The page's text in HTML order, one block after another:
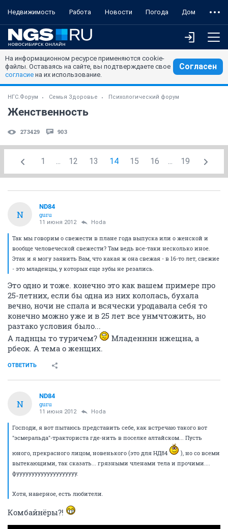
Недвижимость Работа Новости Погода Дом
На информационном ресурсе применяются cookie-
файлы. Оставаясь на сайте, вы подтверждаете свое
согласие на их использование.
Согласен
НГС.Форум Семья Здоровье Психологический форум
Женственность
273429 903
1 ... 12 13 14 15 16 ... 19
N
ND84
guru
11 июня 2012 Hoda
Так мы говорим о свежести в плане года выпуска или о женской и
вообще человеческой свежести? Там ведь все-таки несколько иное.
Этак и я могу заявить Вам, что какая ж она свежая - в 16-то лет, свежие
- это младенцы, у которых еще зубы не резались.
Это одно и тоже. конечно это как вашем примере про
25-летних, если бы одна из них кололась, бухала
вечно, ночи не спала и всячески уродавала себя то
конечно можно уже и в 25 лет все унмчтожить, но
разтако условия было...
А ладнцы то туричем?
Младенннн нжещна, а
рбеок. А тема о женщих.
ОТВЕТИТЬ
N
ND84
guru
11 июня 2012 Hoda
Господи, я вот пытаюсь представить себе, как встречаю такого вот
"эсмеральда"-тракториста где-нить в поселке алтайском... Пусть
юного, прекрасного лицом, новенького (это для НД84
), но со всеми
вытекающими, так сказать... грязными членами тела и прочими....
фуууууууууууууууууууу.
Хотя, наверное, есть любители.
Комбайнёры?!